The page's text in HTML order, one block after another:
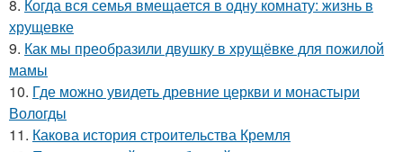
8. Когда вся семья вмещается в одну комнату: жизнь в
хрущевке
9. Как мы преобразили двушку в хрущёвке для пожилой
мамы
10. Где можно увидеть древние церкви и монастыри
Вологды
11. Какова история строительства Кремля